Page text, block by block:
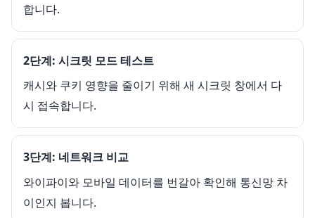
합니다.
2단계: 시크릿 모드 테스트
캐시와 쿠키 영향을 줄이기 위해 새 시크릿 창에서 다
시 접속합니다.
3단계: 네트워크 비교
와이파이와 모바일 데이터를 번갈아 확인해 통신망 차
이인지 봅니다.